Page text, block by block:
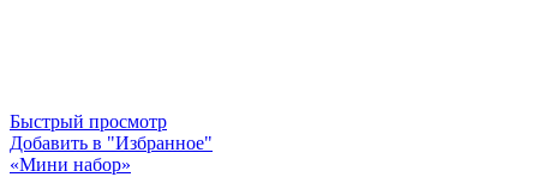
Быстрый просмотр
Добавить в "Избранное"
«Мини набор»